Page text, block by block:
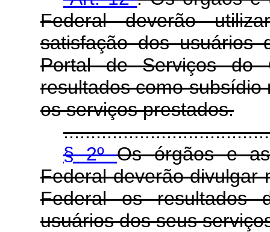
Federal deverão
satisfação dos usuários
Portal de Serviços do
resultados como
os serviços prestados.
§ 2ºOs órgãos e
Federal deverão divulgar
Federal os resultados
usuários dos seus